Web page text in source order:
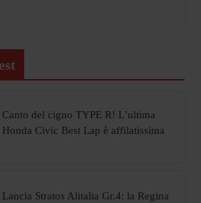
Canto del cigno TYPE R! L’ultima
Honda Civic Best Lap è affilatissima
Lancia Stratos Alitalia Gr.4: la Regina